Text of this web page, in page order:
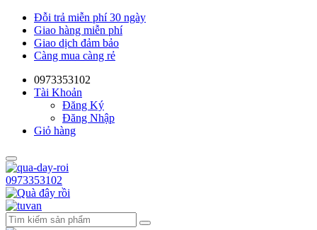
Đỗi trả miễn phí 30 ngày
Giao hàng miễn phí
Giao dịch đảm bảo
Càng mua càng rẻ
0973353102
Tài Khoản
Đăng Ký
Đăng Nhập
Giỏ hàng
0973353102